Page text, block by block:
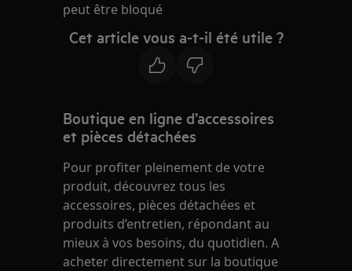
peut être bloqué
Cet article vous a-t-il été utile ?
Boutique en ligne d’accessoires
et pièces détachées
Pour profiter pleinement de votre
produit, découvrez tous les
accessoires, pièces détachées et
produits d’entretien, répondant au
mieux à vos besoins, du quotidien. A
acheter directement sur la boutique